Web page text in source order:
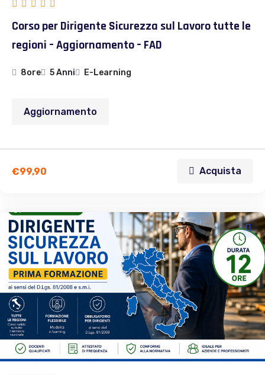
Corso per Dirigente Sicurezza sul Lavoro tutte le
regioni – Aggiornamento – FAD
8ore 5 Anni E-Learning
Aggiornamento
€99,90 Acquista